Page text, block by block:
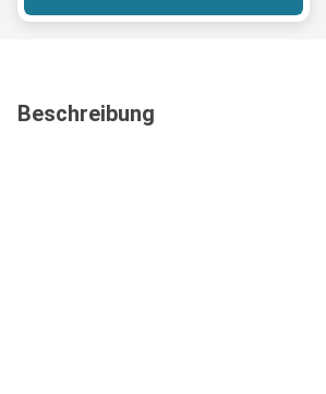
Beschreibung